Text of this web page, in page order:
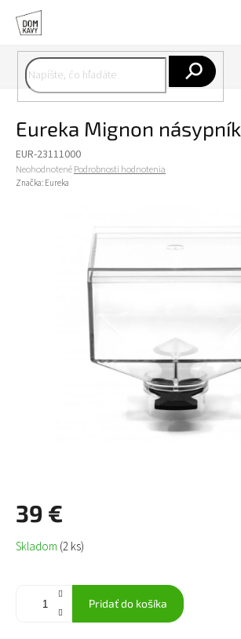
obsah
Eureka Mignon
EUR-23111000
Priemerné
hodnotenie
NeohodnotenéPodrobnosti hodnotenia
Značka: Eureka
39 €
Jednotková
cena:
Skladom (2 ks)
Pridať do košíka